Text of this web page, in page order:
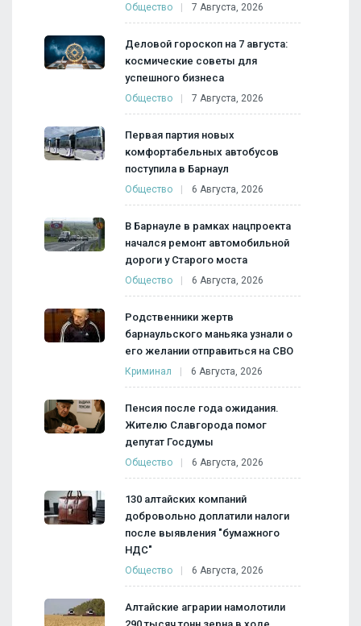
Общество 7 Августа, 2026
Деловой гороскоп на 7 августа:
космические советы для
успешного бизнеса
Общество 7 Августа, 2026
Первая партия новых
комфортабельных автобусов
поступила в Барнаул
Общество 6 Августа, 2026
В Барнауле в рамках нацпроекта
начался ремонт автомобильной
дороги у Старого моста
Общество 6 Августа, 2026
Родственники жертв
барнаульского маньяка узнали о
его желании отправиться на СВО
Криминал 6 Августа, 2026
Пенсия после года ожидания.
Жителю Славгорода помог
депутат Госдумы
Общество 6 Августа, 2026
130 алтайских компаний
добровольно доплатили налоги
после выявления "бумажного
НДС"
Общество 6 Августа, 2026
Алтайские аграрии намолотили